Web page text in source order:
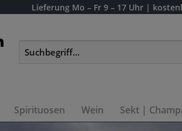
Lieferung Mo – Fr 9 – 17 Uhr |
Spirituosen Wein Sekt |